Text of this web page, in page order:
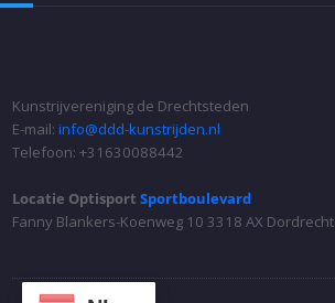
Kunstrijvereniging de Drechtsteden
E-mail: info@ddd-kunstrijden.nl
Telefoon: +31 630088442
Locatie Optisport Sportboulevard
Fanny Blankers-Koenweg 10 3318 AX Dordrecht